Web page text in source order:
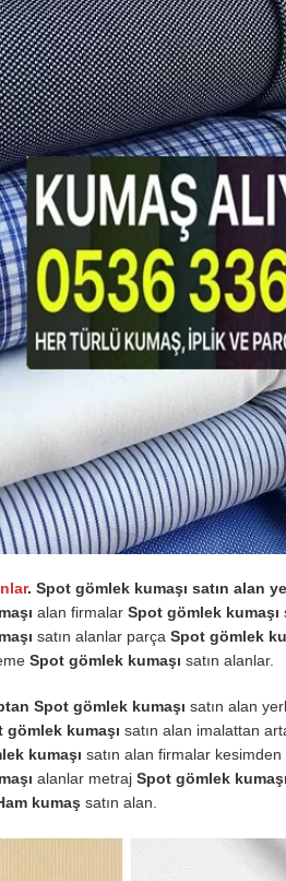
. Spot gömlek kumaşı satın alan
alan firmalar Spot gömlek kumaşı
satın alanlar parça Spot gömlek
Spot gömlek kumaşı satın alanlar.
Spot gömlek kumaşı satın alan
gömlek kumaşı satın alan imalattan
kumaşı satın alan firmalar kesimden
alanlar metraj Spot gömlek kumaşı
kumaş satın alan.